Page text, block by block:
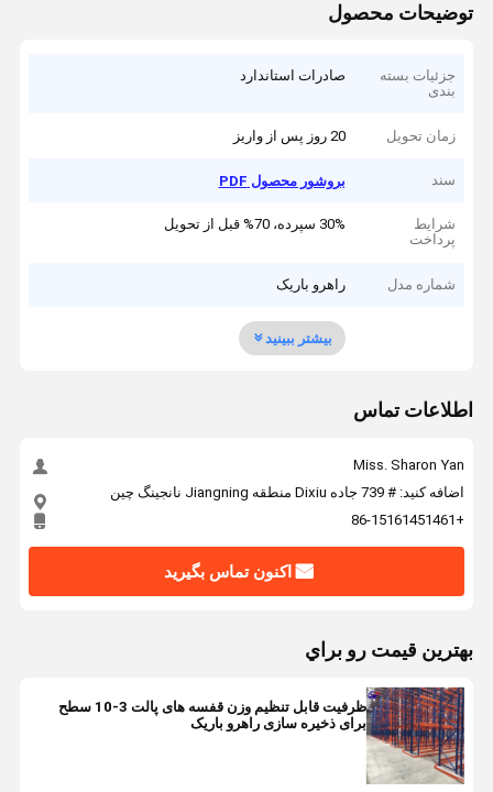
توضیحات محصول
جزئیات بسته
بندی
صادرات استاندارد
زمان تحویل 20 روز پس از واریز
سند بروشور محصول PDF
شرایط
پرداخت
30% سپرده، 70% قبل از تحویل
شماره مدل راهرو باریک
بیشتر ببینید
اطلاعات تماس
Miss. Sharon Yan
اضافه کنید: # 739 جاده Dixiu منطقه Jiangning نانجینگ چین
+86-15161451461
اکنون تماس بگیرید
بهترين قيمت رو براي
ظرفیت قابل تنظیم وزن قفسه های پالت 3-10 سطح
برای ذخیره سازی راهرو باریک